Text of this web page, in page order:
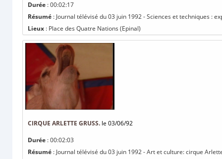
Durée : 00:02:17
Résumé : Journal télévisé du 03 juin 1992 - Sciences et techniques :
Lieux : Place des Quatre Nations (Epinal)
CIRQUE ARLETTE GRUSS. le 03/06/92
Durée : 00:02:03
Résumé : Journal télévisé du 03 juin 1992 - Art et culture: cirque